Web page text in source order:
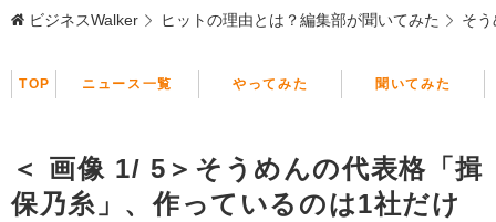
ビジネスWalker ヒットの理由とは？編集部が聞いてみた そ
TOP ニュース一覧 やってみた 聞いてみた
＜ 画像 1/ 5＞そうめんの代表格「揖
保乃糸」、作っているのは1社だけ